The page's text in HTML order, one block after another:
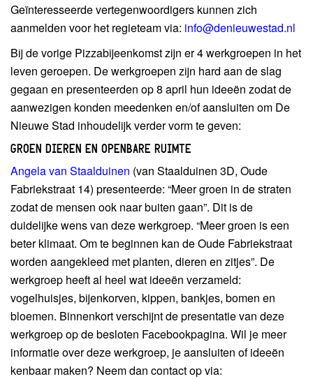
Geïnteresseerde vertegenwoordigers kunnen zich
aanmelden voor het regieteam via: info@denieuwestad.nl
Bij de vorige Pizzabijeenkomst zijn er 4 werkgroepen in het
leven geroepen. De werkgroepen zijn hard aan de slag
gegaan en presenteerden op 8 april hun ideeën zodat de
aanwezigen konden meedenken en/of aansluiten om De
Nieuwe Stad inhoudelijk verder vorm te geven:
GROEN DIEREN EN OPENBARE RUIMTE
Angela van Staalduinen (van Staalduinen 3D, Oude
Fabriekstraat 14) presenteerde: “Meer groen in de straten
zodat de mensen ook naar buiten gaan”. Dit is de
duidelijke wens van deze werkgroep. “Meer groen is een
beter klimaat. Om te beginnen kan de Oude Fabriekstraat
worden aangekleed met planten, dieren en zitjes”. De
werkgroep heeft al heel wat ideeën verzameld:
vogelhuisjes, bijenkorven, kippen, bankjes, bomen en
bloemen. Binnenkort verschijnt de presentatie van deze
werkgroep op de besloten Facebookpagina. Wil je meer
informatie over deze werkgroep, je aansluiten of ideeën
kenbaar maken? Neem dan contact op via: